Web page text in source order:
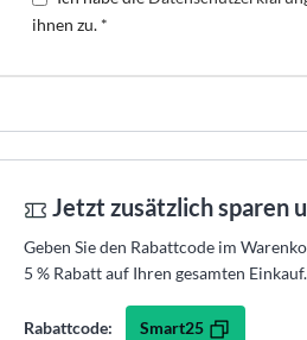
ihnen zu. *
Jetzt zusätzlich sparen
Geben Sie den Rabattcode im
5 % Rabatt auf Ihren gesamten Einkauf.
Rabattcode: Smart25